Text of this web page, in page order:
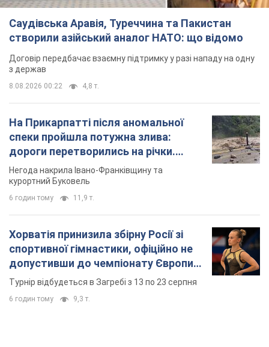
Саудівська Аравія, Туреччина та Пакистан
створили азійський аналог НАТО: що відомо
Договір передбачає взаємну підтримку у разі нападу на одну
з держав
8.08.2026 00:22 4,8 т.
На Прикарпатті після аномальної
спеки пройшла потужна злива:
дороги перетворились на річки.
Відео
Негода накрила Івано-Франківщину та
курортний Буковель
6 годин тому 11,9 т.
Хорватія принизила збірну Росії зі
спортивної гімнастики, офіційно не
допустивши до чемпіонату Європи
основних спортсменів
Турнір відбудеться в Загребі з 13 по 23 серпня
6 годин тому 9,3 т.